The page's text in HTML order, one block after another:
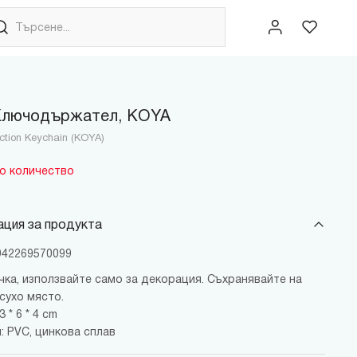
KOYA
Keychain (KOYA)
количество
за продукта
използвайте само за декорация. Съхранявайте на
място.
* 6 * 4 cm
PVC, цинкова сплав